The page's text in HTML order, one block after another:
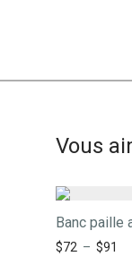
Vous
Banc paille
$72 – $91